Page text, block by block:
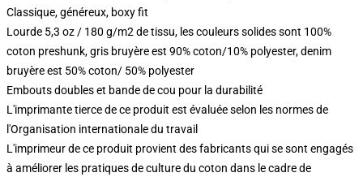
Classique, généreux, boxy fit
Lourde 5,3 oz / 180 g/m2 de tissu, les couleurs solides sont 100%
coton preshunk, gris bruyère est 90% coton/10% polyester, denim
bruyère est 50% coton/ 50% polyester
Embouts doubles et bande de cou pour la durabilité
L'imprimante tierce de ce produit est évaluée selon les normes de
l'Organisation internationale du travail
L'imprimeur de ce produit provient des fabricants qui se sont engagés
à améliorer les pratiques de culture du coton dans le cadre de